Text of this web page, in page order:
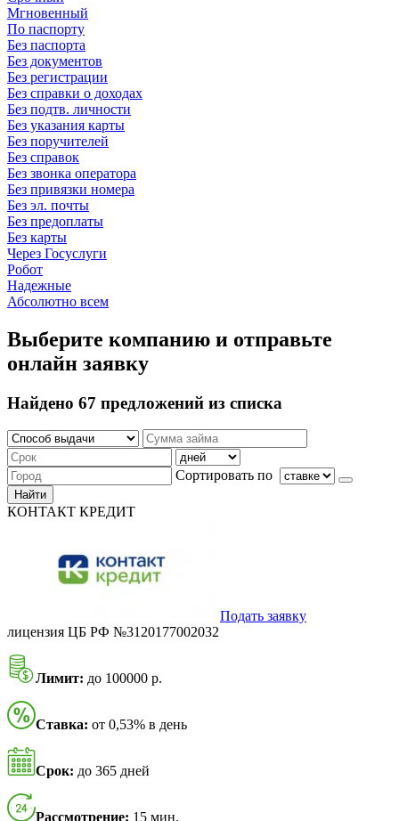
Мгновенный
По паспорту
Без паспорта
Без документов
Без регистрации
Без справки о доходах
Без подтв. личности
Без указания карты
Без поручителей
Без справок
Без звонка оператора
Без привязки номера
Без эл. почты
Без предоплаты
Без карты
Через Госуслуги
Робот
Надежные
Абсолютно всем
Выберите компанию и отправьте
онлайн заявку
Найдено 67 предложений из списка
Сортировать по
Найти
КОНТАКТ КРЕДИТ
Подать заявку
лицензия ЦБ РФ №3120177002032
Лимит: до 100000 р.
Ставка: от 0,53% в день
Срок: до 365 дней
Рассмотрение: 15 мин.